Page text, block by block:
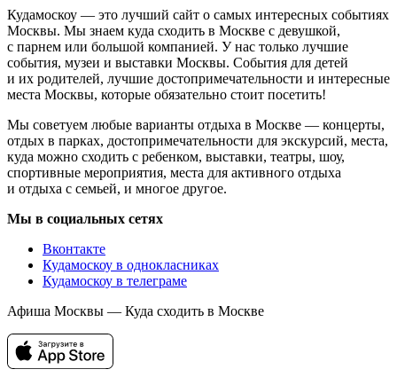
Кудамоскоу — это лучший сайт о самых интересных событиях
Москвы. Мы знаем куда сходить в Москве с девушкой,
с парнем или большой компанией. У нас только лучшие
события, музеи и выставки Москвы. События для детей
и их родителей, лучшие достопримечательности и интересные
места Москвы, которые обязательно стоит посетить!
Мы советуем любые варианты отдыха в Москве — концерты,
отдых в парках, достопримечательности для экскурсий, места,
куда можно сходить с ребенком, выставки, театры, шоу,
спортивные мероприятия, места для активного отдыха
и отдыха с семьей, и многое другое.
Мы в социальных сетях
Вконтакте
Кудамоскоу в однокласниках
Кудамоскоу в телеграме
Афиша Москвы — Куда сходить в Москве